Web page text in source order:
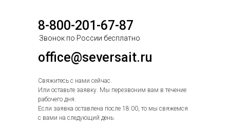
8-800-201-67-87
Звонок по России бесплатно
office@seversait.ru
Свяжитесь с нами сейчас.
Или оставьте заявку. Мы перезвоним вам в течение
рабочего дня.
Если заявка оставлена после 18:00, то мы свяжемся
с вами на следующий день.